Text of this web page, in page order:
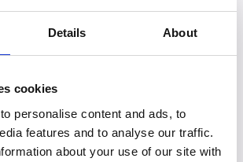
Details About
cookies
personalise content and ads, to
features and to analyse our traffic.
about your use of our site with
Destinațiile
Ofertele
la destinațiile tale favorite